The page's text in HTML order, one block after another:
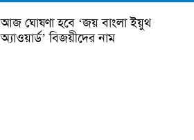
আজ ঘোষণা হবে ‘জয় বাংলা ইয়ুথ
অ্যাওয়ার্ড’ বিজয়ীদের নাম